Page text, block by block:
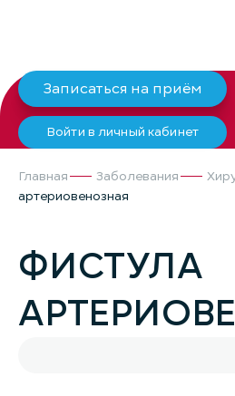
Записаться на приём
Войти в личный кабинет
Главная Заболевания
артериовенозная
ФИСТУЛА